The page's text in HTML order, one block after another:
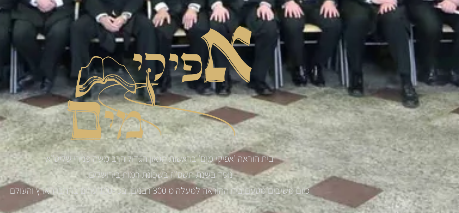
בית הוראה 'אפיקי מים' בראשות הגאון הגדול הרב משה פנירי שליט"א
נוסד בשנת תשס"ז בשכונת רמות בירושלים.
כיום משיבים מטעם בית ההוראה למעלה מ 300 רבנים, בכ -100 ערים ברחבי הארץ והעולם